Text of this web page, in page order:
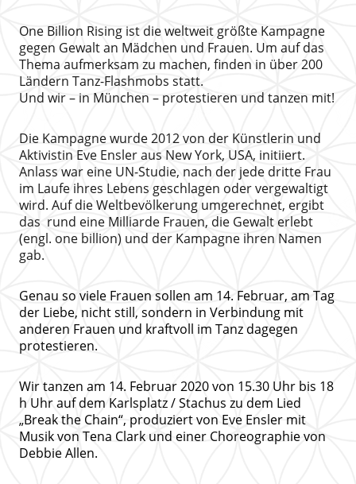
One Billion Rising ist die weltweit größte Kampagne
gegen Gewalt an Mädchen und Frauen. Um auf das
Thema aufmerksam zu machen, finden in über 200
Ländern Tanz-Flashmobs statt.
Und wir – in München – protestieren und tanzen mit!
Die Kampagne wurde 2012 von der Künstlerin und
Aktivistin Eve Ensler aus New York, USA, initiiert.
Anlass war eine UN-Studie, nach der jede dritte Frau
im Laufe ihres Lebens geschlagen oder vergewaltigt
wird. Auf die Weltbevölkerung umgerechnet, ergibt
das rund eine Milliarde Frauen, die Gewalt erlebt
(engl. one billion) und der Kampagne ihren Namen
gab.
Genau so viele Frauen sollen am 14. Februar, am Tag
der Liebe, nicht still, sondern in Verbindung mit
anderen Frauen und kraftvoll im Tanz dagegen
protestieren.
Wir tanzen am 14. Februar 2020 von 15.30 Uhr bis 18
h Uhr auf dem Karlsplatz / Stachus zu dem Lied
„Break the Chain“, produziert von Eve Ensler mit
Musik von Tena Clark und einer Choreographie von
Debbie Allen.